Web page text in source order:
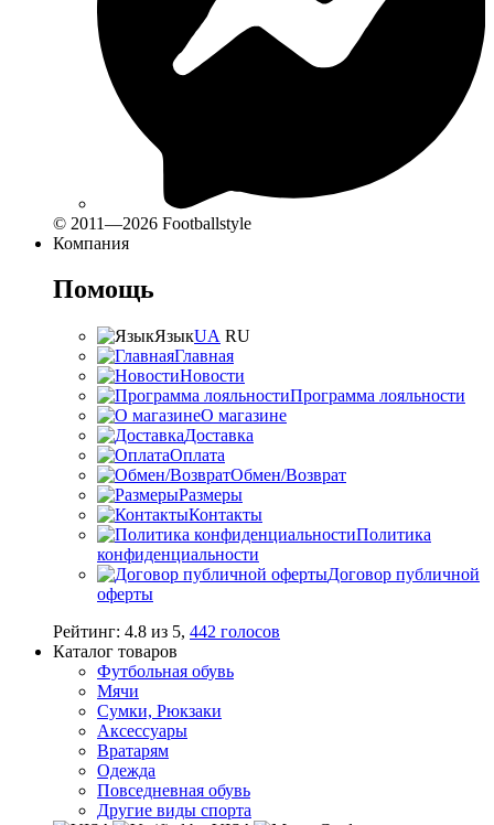
© 2011—2026 Footballstyle
Компания
Помощь
ЯзыкUA RU
Главная
Новости
Программа лояльности
О магазине
Доставка
Оплата
Обмен/Возврат
Размеры
Контакты
Политика
конфиденциальности
Договор публичной
оферты
Рейтинг: 4.8 из 5, 442 голосов
Каталог товаров
Футбольная обувь
Мячи
Сумки, Рюкзаки
Аксессуары
Вратарям
Одежда
Повседневная обувь
Другие виды спорта